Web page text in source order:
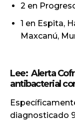
2 en
1 en Espita,
Maxcanú,
Lee: Alerta
antibacterial
diagnosticado